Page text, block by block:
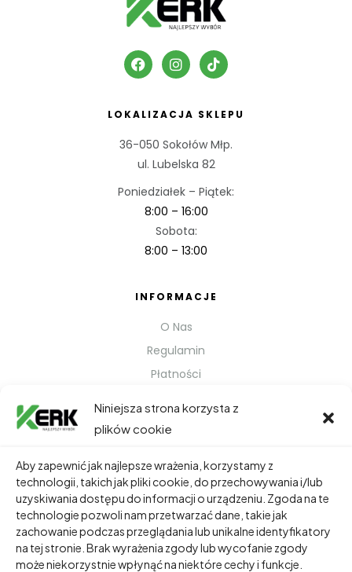
Niniejsza strona korzysta z
plików cookie
Aby zapewnić jak najlepsze wrażenia, korzystamy z
technologii, takich jak pliki cookie, do przechowywania i/lub
uzyskiwania dostępu do informacji o urządzeniu. Zgoda na te
technologie pozwoli nam przetwarzać dane, takie jak
zachowanie podczas przeglądania lub unikalne identyfikatory
na tej stronie. Brak wyrażenia zgody lub wycofanie zgody
może niekorzystnie wpłynąć na niektóre cechy i funkcje.
LOKALIZACJA SKLEPU
36-050 Sokołów Młp.
ul. Lubelska 82
Poniedziałek – Piątek:
8:00 – 16:00
Sobota:
8:00 – 13:00
INFORMACJE
O Nas
Regulamin
Płatności
TWOJE KONTO
Dane Osobowe
Zamówienia
Adresy